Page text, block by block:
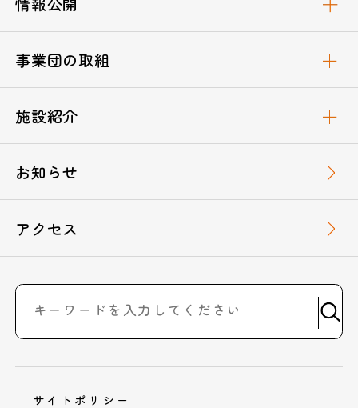
事業団の取組
施設紹介
お知らせ
アクセス
サイトポリシー